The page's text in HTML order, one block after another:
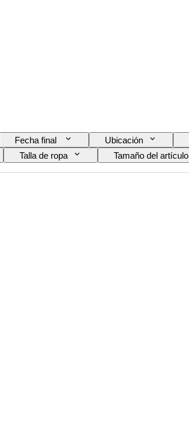
Fecha final Ubicación
Talla de ropa
Tamaño del artículo